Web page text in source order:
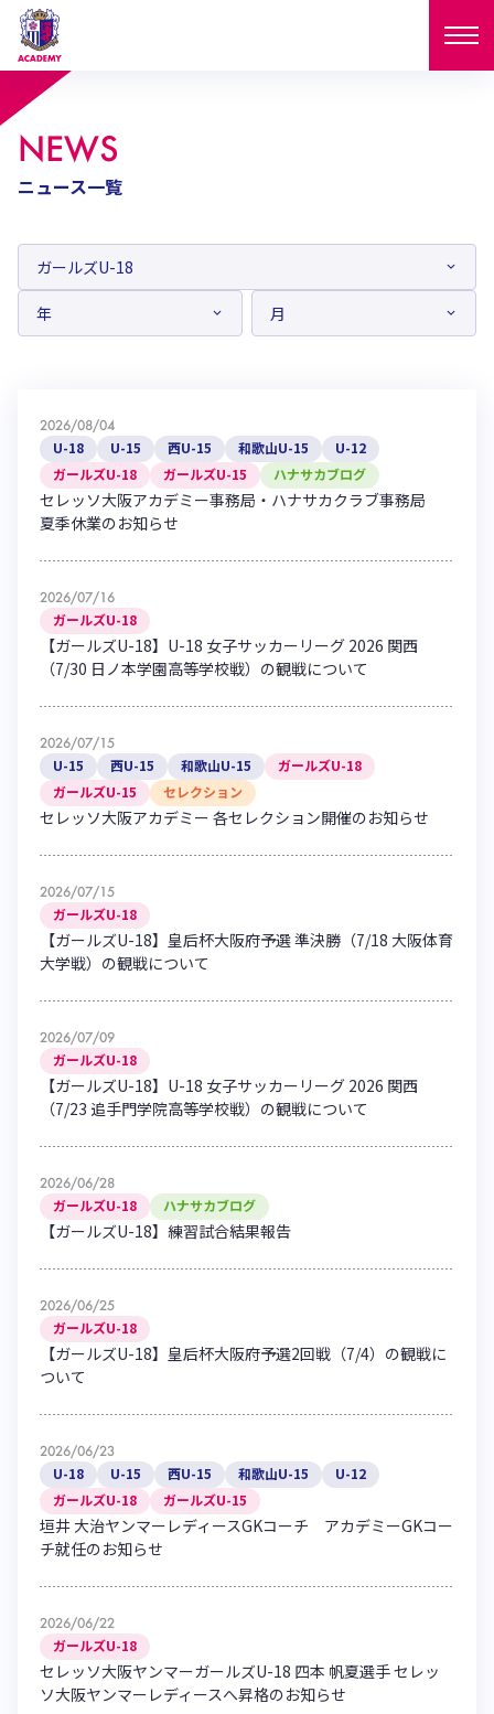
ニュース
U-18 U-15
ガールズU-15 セレクション
試合日程
西U-15
U-12 ガールズU-18
ガールズU-15
選手
PLAYERS
U-18 U-15
西U-15 和歌山U-15
ガールズU-15
スタッフ
SELECTION
セレクション
アカデミー
フィロソフィー
ハナサカクラブ
セレッソ大阪 レディース
NEWS
ニュース一覧
2026/08/04
U-18 U-15 西U-15 和歌山U-15
U-12
ガールズU-18
ガールズU-15 ハナサカブログ
セレッソ大阪アカデミー事務局・ハナサカクラブ事務局
夏季休業のお知らせ
2026/07/16
ガールズU-18
【ガールズU-18】U-18 女子サッカーリーグ 2026 関西
（7/30 日ノ本学園高等学校戦）の観戦について
2026/07/15
U-15 西U-15 和歌山U-15
ガールズU-18
ガールズU-15
セレクション
セレッソ大阪アカデミー 各セレクション開催のお知らせ
2026/07/15
ガールズU-18
【ガールズU-18】皇后杯大阪府予選 準決勝（7/18 大阪体育
大学戦）の観戦について
2026/07/09
ガールズU-18
【ガールズU-18】U-18 女子サッカーリーグ 2026 関西
（7/23 追手門学院高等学校戦）の観戦について
2026/06/28
ガールズU-18 ハナサカブログ
【ガールズU-18】練習試合結果報告
2026/06/25
ガールズU-18
【ガールズU-18】皇后杯大阪府予選2回戦（7/4）の観戦に
ついて
2026/06/23
U-18 U-15 西U-15 和歌山U-15
U-12
ガールズU-18
ガールズU-15
垣井 大治ヤンマーレディースGKコーチ アカデミーGKコー
チ就任のお知らせ
2026/06/22
ガールズU-18
セレッソ大阪ヤンマーガールズU-18 四本 帆夏選手 セレッ
ソ大阪ヤンマーレディースへ昇格のお知らせ